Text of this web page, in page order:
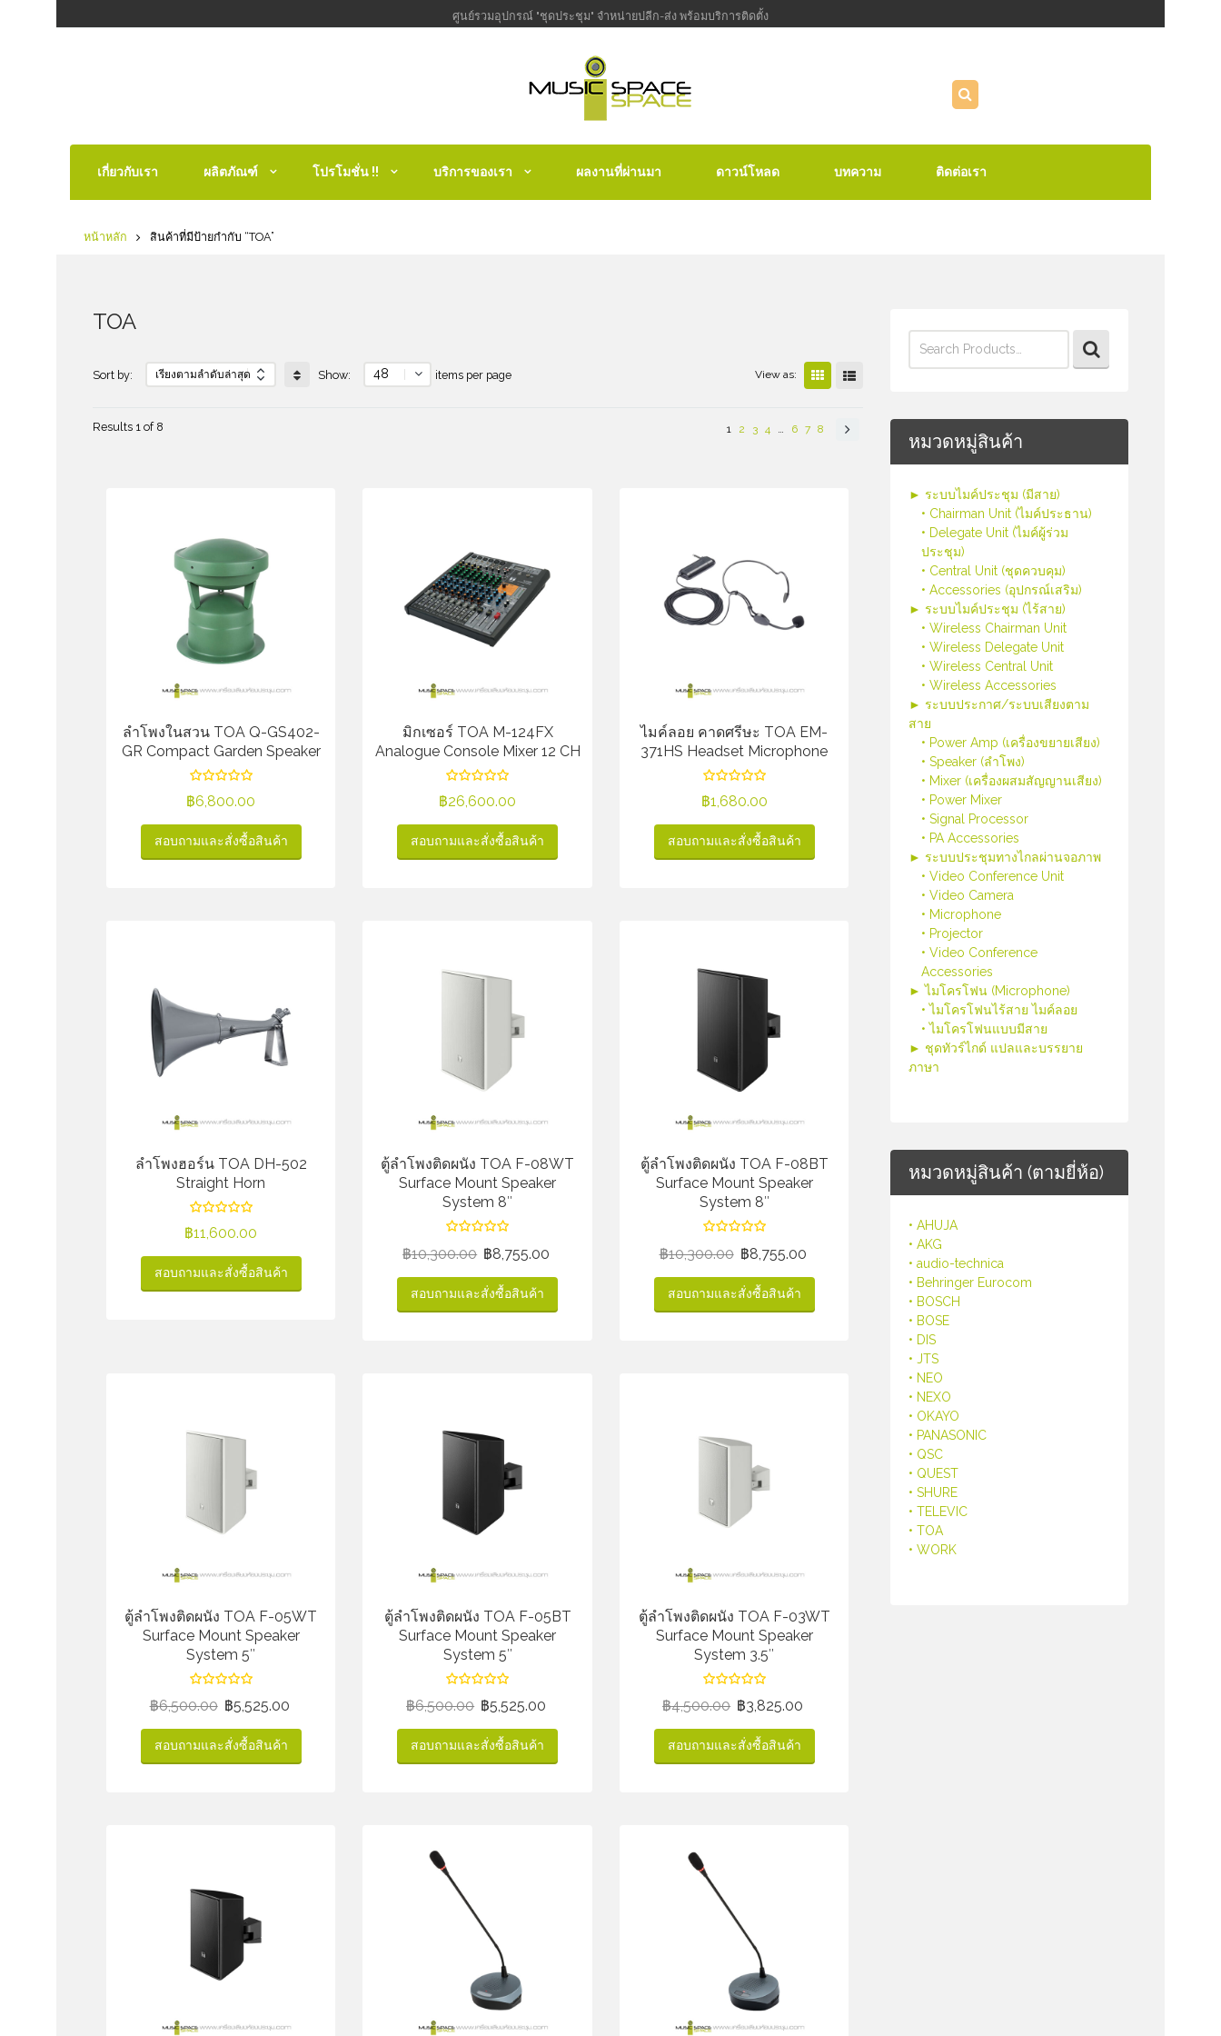
ศูนย์รวมอุปกรณ์ "ชุดประชุม" จำหน่ายปลีก-ส่ง พร้อมบริการติดตั้ง
เกี่ยวกับเรา ผลิตภัณฑ์ โปรโมชั่น !! บริการของเรา ผลงานที่ผ่านมา ดาวน์โหลด บทความ ติดต่อเรา
หน้าหลัก สินค้าที่มีป้ายกำกับ “TOA”
for:
หมวดหมู่สินค้า
► ระบบไมค์ประชุม (มีสาย)
• Chairman Unit (ไมค์ประธาน)
• Delegate Unit (ไมค์ผู้ร่วม
ประชุม)
• Central Unit (ชุดควบคุม)
• Accessories (อุปกรณ์เสริม)
► ระบบไมค์ประชุม (ไร้สาย)
• Wireless Chairman Unit
• Wireless Delegate Unit
• Wireless Central Unit
• Wireless Accessories
► ระบบประกาศ/ระบบเสียงตาม
สาย
• Power Amp (เครื่องขยายเสียง)
• Speaker (ลำโพง)
• Mixer (เครื่องผสมสัญญานเสียง)
• Power Mixer
• Signal Processor
• PA Accessories
► ระบบประชุมทางไกลผ่านจอภาพ
• Video Conference Unit
• Video Camera
• Microphone
• Projector
• Video Conference
Accessories
► ไมโครโฟน (Microphone)
• ไมโครโฟนไร้สาย ไมค์ลอย
• ไมโครโฟนแบบมีสาย
► ชุดทัวร์ไกด์ แปลและบรรยาย
ภาษา
หมวดหมู่สินค้า (ตามยี่ห้อ)
• AHUJA
• AKG
• audio-technica
• Behringer Eurocom
• BOSCH
• BOSE
• DIS
• JTS
• NEO
• NEXO
• OKAYO
• PANASONIC
• QSC
• QUEST
• SHURE
• TELEVIC
• TOA
• WORK
TOA
Sort by: Show: 48 items per page View as:
Results 1 of 8 1 2 3 4 … 6 7 8
ลำโพงในสวน TOA Q-GS402-
GR Compact Garden Speaker
฿6,800.00
สอบถามและสั่งซื้อสินค้า
มิกเซอร์ TOA M-124FX
Analogue Console Mixer 12 CH
฿26,600.00
สอบถามและสั่งซื้อสินค้า
ไมค์ลอย คาดศรีษะ TOA EM-
371HS Headset Microphone
฿1,680.00
สอบถามและสั่งซื้อสินค้า
ลำโพงฮอร์น TOA DH-502
Straight Horn
฿11,600.00
สอบถามและสั่งซื้อสินค้า
ตู้ลำโพงติดผนัง TOA F-08WT
Surface Mount Speaker
System 8″
฿10,300.00 ฿8,755.00
สอบถามและสั่งซื้อสินค้า
ตู้ลำโพงติดผนัง TOA F-08BT
Surface Mount Speaker
System 8″
฿10,300.00 ฿8,755.00
สอบถามและสั่งซื้อสินค้า
ตู้ลำโพงติดผนัง TOA F-05WT
Surface Mount Speaker
System 5″
฿6,500.00 ฿5,525.00
สอบถามและสั่งซื้อสินค้า
ตู้ลำโพงติดผนัง TOA F-05BT
Surface Mount Speaker
System 5″
฿6,500.00 ฿5,525.00
สอบถามและสั่งซื้อสินค้า
ตู้ลำโพงติดผนัง TOA F-03WT
Surface Mount Speaker
System 3.5″
฿4,500.00 ฿3,825.00
สอบถามและสั่งซื้อสินค้า